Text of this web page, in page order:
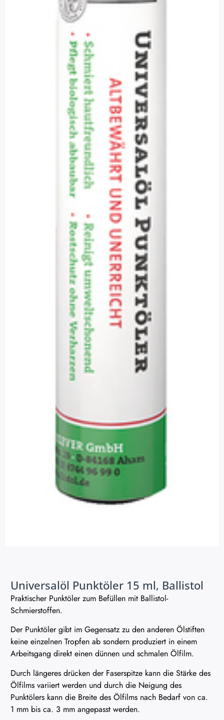
Universalöl Punktöler 15 ml, Ballistol
Praktischer Punktöler zum Befüllen mit Ballistol-
Schmierstoffen.
Der Punktöler gibt im Gegensatz zu den anderen Ölstiften
keine einzelnen Tropfen ab sondern produziert in einem
Arbeitsgang direkt einen dünnen und schmalen Ölfilm.
Durch längeres drücken der Faserspitze kann die Stärke des
Ölfilms variiert werden und durch die Neigung des
Punktölers kann die Breite des Ölfilms nach Bedarf von ca.
1 mm bis ca. 3 mm angepasst werden.